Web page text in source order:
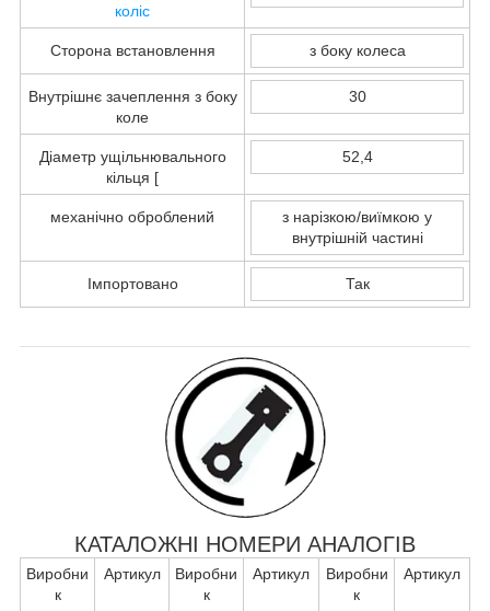
коліс
Сторона встановлення з боку колеса
Внутрішнє зачеплення з боку
коле
30
Діаметр ущільнювального
кільця [
52,4
механічно оброблений
з нарізкою/виїмкою у
внутрішній частині
Імпортовано Так
КАТАЛОЖНІ НОМЕРИ АНАЛОГІВ
Виробни
к
Артикул
Виробни
к
Артикул
Виробни
к
Артикул